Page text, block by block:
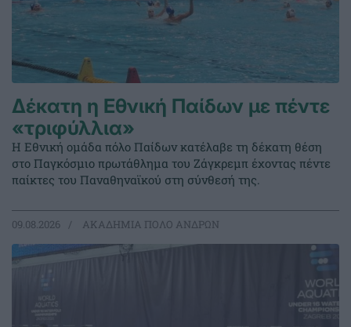
Δέκατη η Εθνική Παίδων με πέντε
«τριφύλλια»
Η Εθνική ομάδα πόλο Παίδων κατέλαβε τη δέκατη θέση
στο Παγκόσμιο πρωτάθλημα του Ζάγκρεμπ έχοντας πέντε
παίκτες του Παναθηναϊκού στη σύνθεσή της.
09.08.2026 ΑΚΑΔΗΜΙΑ ΠΟΛΟ ΑΝΔΡΩΝ